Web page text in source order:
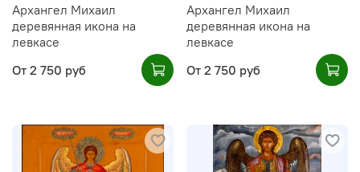
Архангел Михаил
деревянная икона на
левкасе
От 2 750 руб
Архангел Михаил
деревянная икона на
левкасе
От 2 750 руб